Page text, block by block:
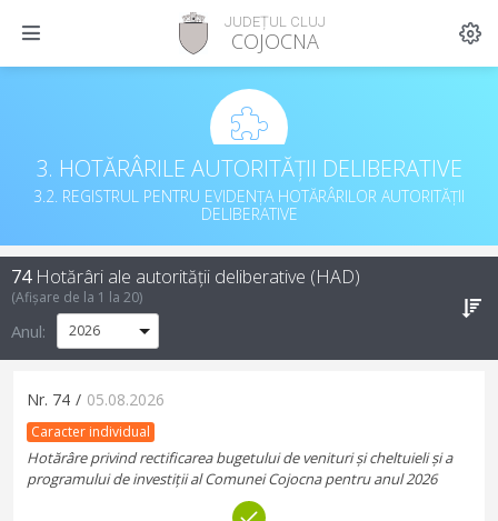
JUDEȚUL CLUJ
COJOCNA
3. HOTĂRÂRILE AUTORITĂȚII DELIBERATIVE
3.2. REGISTRUL PENTRU EVIDENȚA HOTĂRÂRILOR AUTORITĂȚII
DELIBERATIVE
74 Hotărâri ale autorității deliberative (HAD)
(Afișare de la 1 la 20)
Anul:
Nr. 74 / 05.08.2026
Caracter individual
Hotărâre privind rectificarea bugetului de venituri și cheltuieli și a
programului de investiții al Comunei Cojocna pentru anul 2026